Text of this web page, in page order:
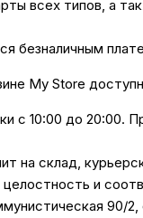
всех типов, а
безналичным
My Store
с 10:00 до 20:00.
на склад,
и
90/